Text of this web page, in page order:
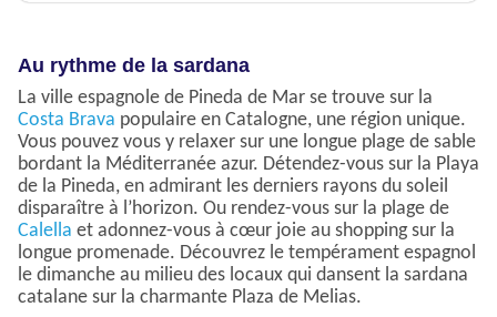
Au rythme de la sardana
La ville espagnole de Pineda de Mar se trouve sur la
Costa Brava populaire en Catalogne, une région unique.
Vous pouvez vous y relaxer sur une longue plage de sable
bordant la Méditerranée azur. Détendez-vous sur la Playa
de la Pineda, en admirant les derniers rayons du soleil
disparaître à l’horizon. Ou rendez-vous sur la plage de
Calella et adonnez-vous à cœur joie au shopping sur la
longue promenade. Découvrez le tempérament espagnol
le dimanche au milieu des locaux qui dansent la sardana
catalane sur la charmante Plaza de Melias.